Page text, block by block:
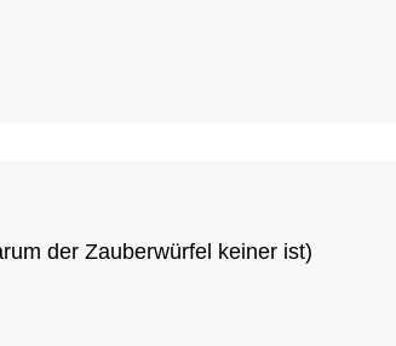
der Zauberwürfel keiner ist)